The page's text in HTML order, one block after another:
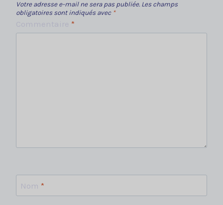
Votre adresse e-mail ne sera pas publiée. Les champs
obligatoires sont indiqués avec *
*
Nom *